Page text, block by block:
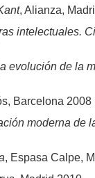
, Alianza,
intelectuales.
evolución de la
Barcelona 2008
moderna de
, Espasa Calpe,